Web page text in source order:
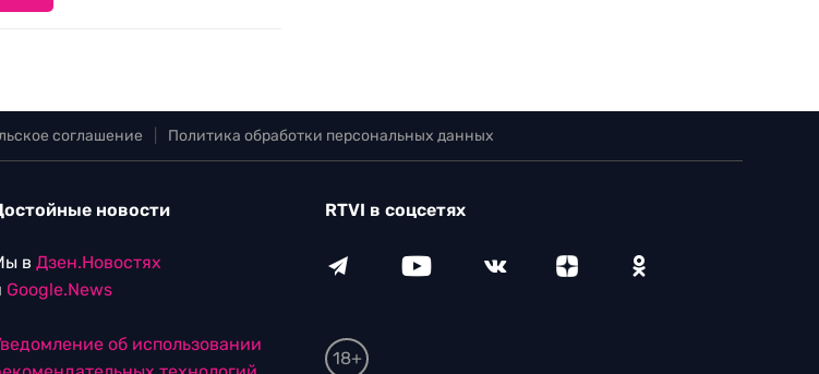
соглашение Политика обработки персональных данных
новости
в Дзен.Новостях
Google.News
об использовании
RTVI в соцсетях
18+